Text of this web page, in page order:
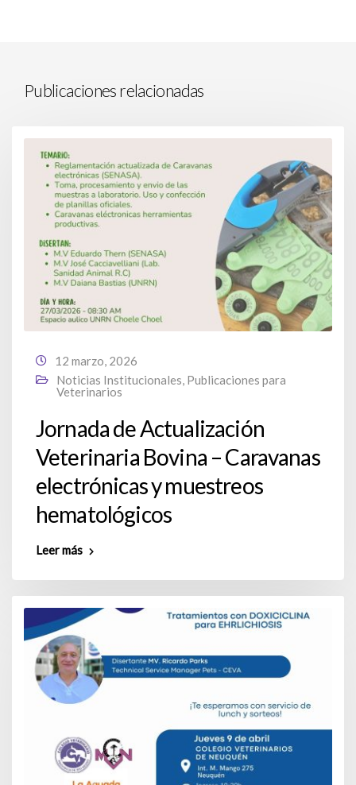
Publicaciones relacionadas
12 marzo, 2026
Noticias Institucionales Publicaciones para
Veterinarios
Jornada de Actualización
Veterinaria Bovina – Caravanas
electrónicas y muestreos
hematológicos
Leer más